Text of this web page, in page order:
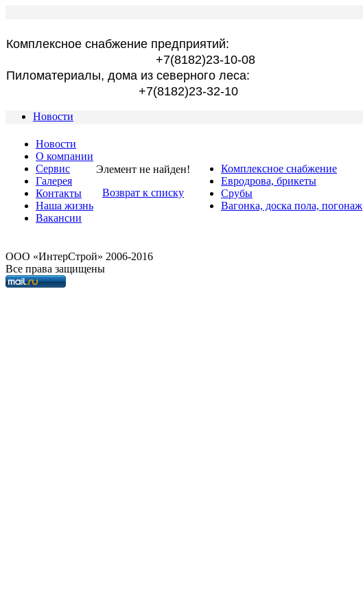
Комплексное снабжение предприятий:
+7(8182)23-10-08
Пиломатериалы, дома из северного леса:
+7(8182)23-32-10
Новости
Новости
О компании
Сервис
Галерея
Контакты
Наша жизнь
Вакансии
Элемент не найден!
Возврат к списку
Комплексное снабжение
Евродрова, брикеты
Срубы
Вагонка, доска пола, погонаж
OOO «ИнтерСтрой» 2006-2016
Все права защищены